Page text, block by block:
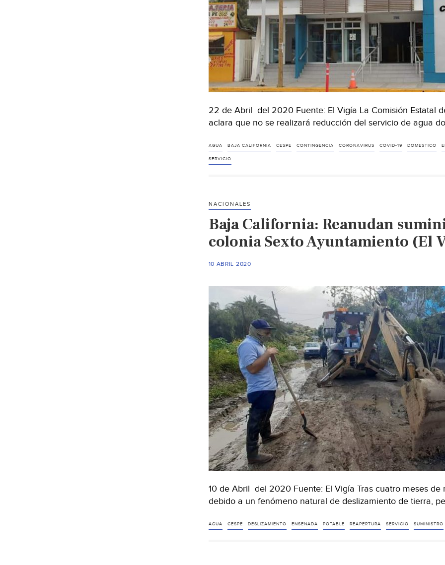
22 de Abril del 2020 Fuente: El Vigía La Comisión Estatal
aclara que no se realizará reducción del servicio de agua
AGUA BAJA CALIFORNIA CESPE CONTINGENCIA CORONAVIRUS COVID-19 DOMESTICO
SERVICIO
NACIONALES
Baja California: Reanudan
colonia Sexto Ayuntamiento (El
10 ABRIL 2020
10 de Abril del 2020 Fuente: El Vigía Tras cuatro meses
debido a un fenómeno natural de deslizamiento de tierra,
AGUA CESPE DESLIZAMIENTO ENSENADA POTABLE REAPERTURA SERVICIO SUMINISTRO